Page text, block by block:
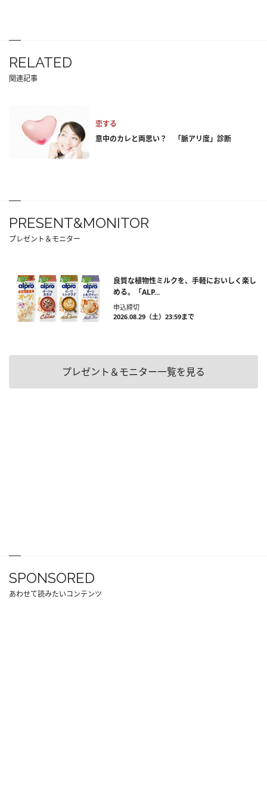
RELATED
関連記事
恋する
意中のカレと両思い？ 「脈アリ度」診断
PRESENT&MONITOR
プレゼント＆モニター
良質な植物性ミルクを、手軽においしく楽し
める。「ALP...
申込締切
2026.08.29（土）23:59まで
プレゼント＆モニター一覧を見る
SPONSORED
あわせて読みたいコンテンツ